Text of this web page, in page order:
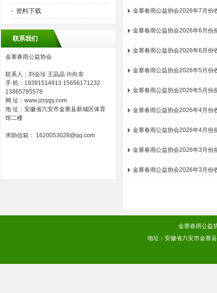
资料下载
联系我们
金寨春雨公益协会
联系人：刘会珍 王晶晶 许向东
手 机：19391514913 15656171232
13865785578
网 址：www.jzcygy.com
地 址：安徽省六安市金寨县新城区体育
馆二楼
求助信箱： 1620053028@qq.com
金寨春雨公益协会2026年7月份
金寨春雨公益协会2026年6月份
金寨春雨公益协会2026年6月份
金寨春雨公益协会2026年5月份
金寨春雨公益协会2026年5月份
金寨春雨公益协会2026年4月份
金寨春雨公益协会2026年4月份
金寨春雨公益协会2026年3月份
金寨春雨公益协会2026年3月份
金寨春雨公益
地址：安徽省六安市金寨